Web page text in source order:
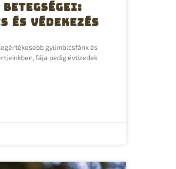
betegségei:
védekezés
gyümölcsfánk és
fája pedig évtizedek